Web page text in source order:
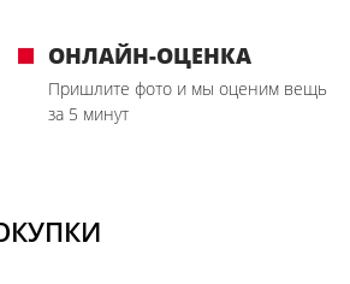
ОНЛАЙН-ОЦЕНКА
Пришлите фото и мы оценим вещь
за 5 минут